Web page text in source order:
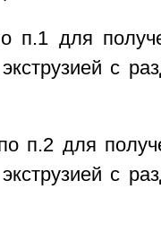
п.1 для
с
п.2 для
с